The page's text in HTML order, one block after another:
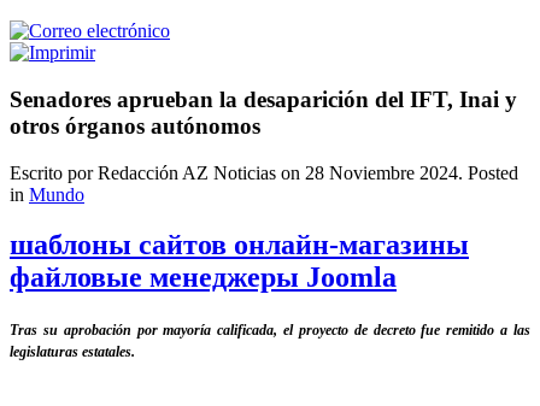
Senadores aprueban la desaparición del IFT, Inai y
otros órganos autónomos
Escrito por Redacción AZ Noticias on 28 Noviembre 2024. Posted
in Mundo
шаблоны сайтов онлайн-магазины
файловые менеджеры Joomla
Tras su aprobación por mayoría calificada, el proyecto de decreto fue remitido a las
legislaturas estatales.